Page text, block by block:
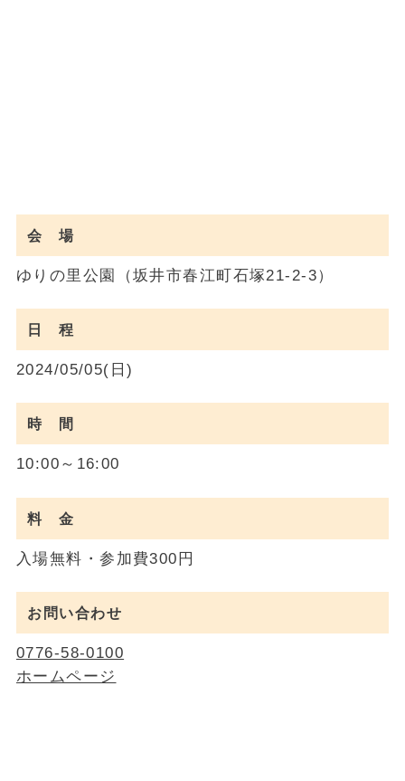
会 場
ゆりの里公園（坂井市春江町石塚21-2-3）
日 程
2024/05/05(日)
時 間
10:00～16:00
料 金
入場無料・参加費300円
お問い合わせ
0776-58-0100
ホームページ